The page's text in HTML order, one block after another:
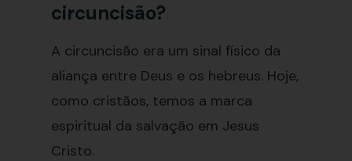
circuncisão?
A circuncisão era um sinal físico da
aliança entre Deus e os hebreus. Hoje,
como cristãos, temos a marca
espiritual da salvação em Jesus
Cristo.